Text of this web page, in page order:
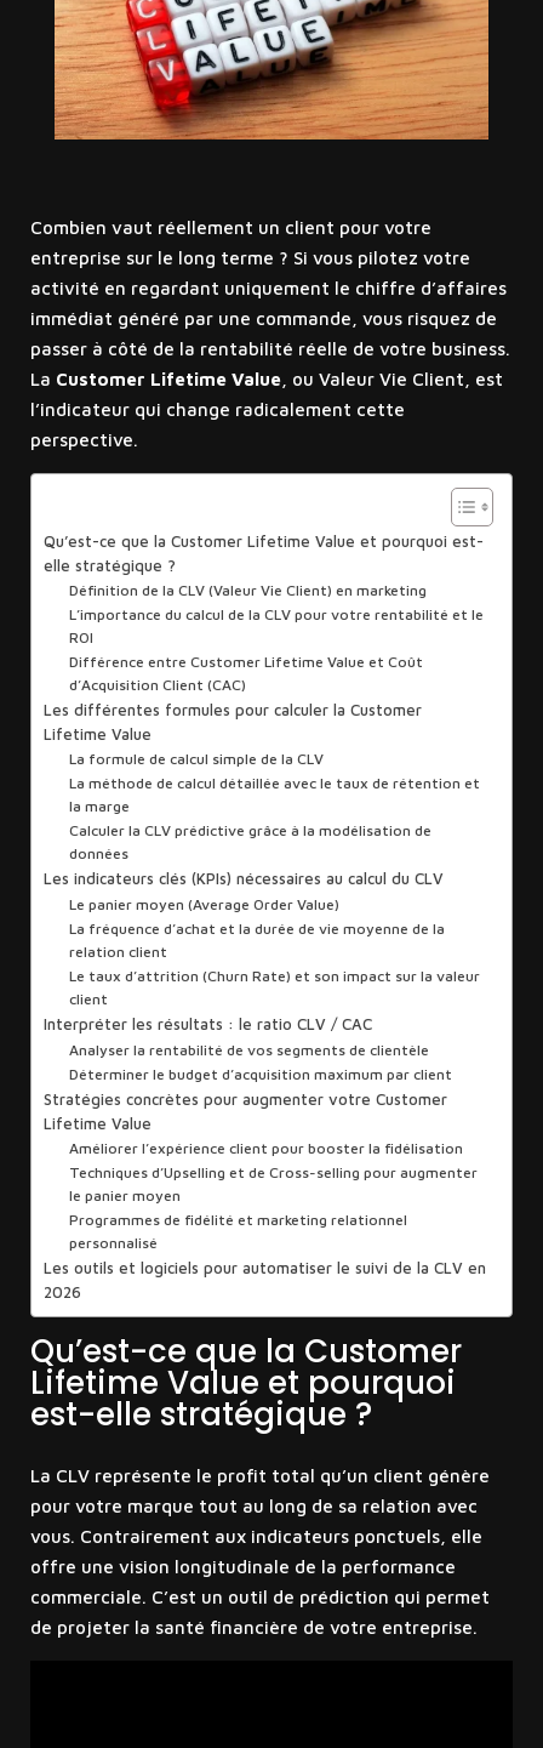
Combien vaut réellement un client pour votre
entreprise sur le long terme ? Si vous pilotez votre
activité en regardant uniquement le chiffre d’affaires
immédiat généré par une commande, vous risquez de
passer à côté de la rentabilité réelle de votre business.
La Customer Lifetime Value, ou Valeur Vie Client, est
l’indicateur qui change radicalement cette
perspective.
Qu’est-ce que la Customer Lifetime Value et pourquoi est-
elle stratégique ?
Définition de la CLV (Valeur Vie Client) en marketing
L’importance du calcul de la CLV pour votre rentabilité et le
ROI
Différence entre Customer Lifetime Value et Coût
d’Acquisition Client (CAC)
Les différentes formules pour calculer la Customer
Lifetime Value
La formule de calcul simple de la CLV
La méthode de calcul détaillée avec le taux de rétention et
la marge
Calculer la CLV prédictive grâce à la modélisation de
données
Les indicateurs clés (KPIs) nécessaires au calcul du CLV
Le panier moyen (Average Order Value)
La fréquence d’achat et la durée de vie moyenne de la
relation client
Le taux d’attrition (Churn Rate) et son impact sur la valeur
client
Interpréter les résultats : le ratio CLV / CAC
Analyser la rentabilité de vos segments de clientèle
Déterminer le budget d’acquisition maximum par client
Stratégies concrètes pour augmenter votre Customer
Lifetime Value
Améliorer l’expérience client pour booster la fidélisation
Techniques d’Upselling et de Cross-selling pour augmenter
le panier moyen
Programmes de fidélité et marketing relationnel
personnalisé
Les outils et logiciels pour automatiser le suivi de la CLV en
2026
Qu’est-ce que la Customer
Lifetime Value et pourquoi
est-elle stratégique ?
La CLV représente le profit total qu’un client génère
pour votre marque tout au long de sa relation avec
vous. Contrairement aux indicateurs ponctuels, elle
offre une vision longitudinale de la performance
commerciale. C’est un outil de prédiction qui permet
de projeter la santé financière de votre entreprise.